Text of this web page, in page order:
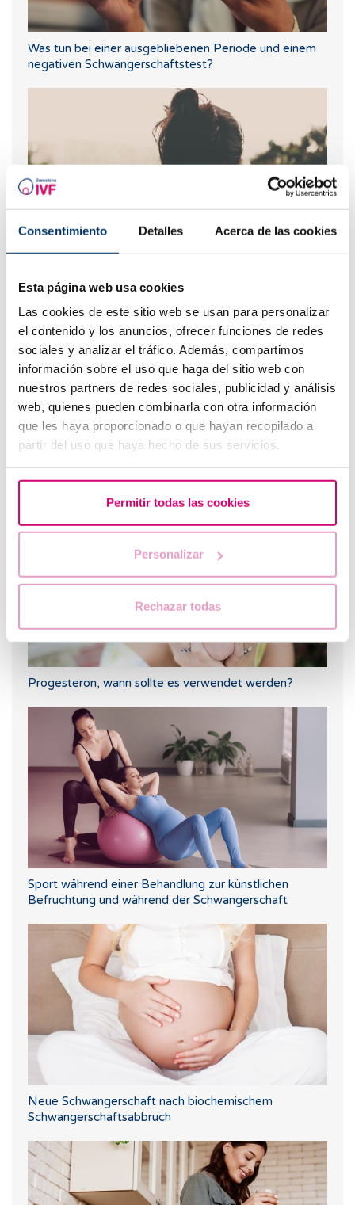
Consentimiento Detalles Acerca de las cookies
Esta página web usa cookies
Las cookies de este sitio web se usan para personalizar
el contenido y los anuncios, ofrecer funciones de redes
sociales y analizar el tráfico. Además, compartimos
información sobre el uso que haga del sitio web con
nuestros partners de redes sociales, publicidad y análisis
web, quienes pueden combinarla con otra información
que les haya proporcionado o que hayan recopilado a
partir del uso que haya hecho de sus servicios.
Permitir todas las cookies
Personalizar
Rechazar todas
Was tun bei einer ausgebliebenen Periode und einem
negativen Schwangerschaftstest?
Kann ich schwanger werden, wenn ich Zysten an den
Eierstöcken habe oder gehabt habe?
Progesteron, wann sollte es verwendet werden?
Sport während einer Behandlung zur künstlichen
Befruchtung und während der Schwangerschaft
Neue Schwangerschaft nach biochemischem
Schwangerschaftsabbruch